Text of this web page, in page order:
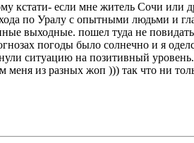
кстати- если мне житель Сочи или
по Уралу с опытными людьми и
выходные. пошел туда не повидать
погоды было солнечно и я
ситуацию на позитивный
меня из разных жоп ))) так что ни